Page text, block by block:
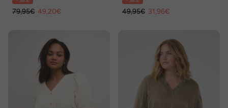
79,95€ 49,20€ 49,95€ 31,96€